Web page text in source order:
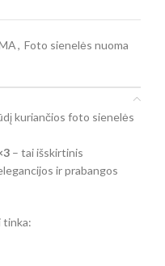
, Foto sienelės nuoma
kuriančios foto sienelės
– tai išskirtinis
ir prabangos
tinka: